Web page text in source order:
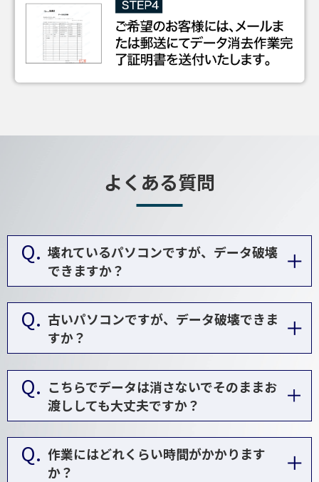
よくある質問
Q. 壊れているパソコンですが、データ破壊
できますか？
Q. 古いパソコンですが、データ破壊できま
すか？
Q. こちらでデータは消さないでそのままお
渡ししても大丈夫ですか？
Q. 作業にはどれくらい時間がかかります
か？